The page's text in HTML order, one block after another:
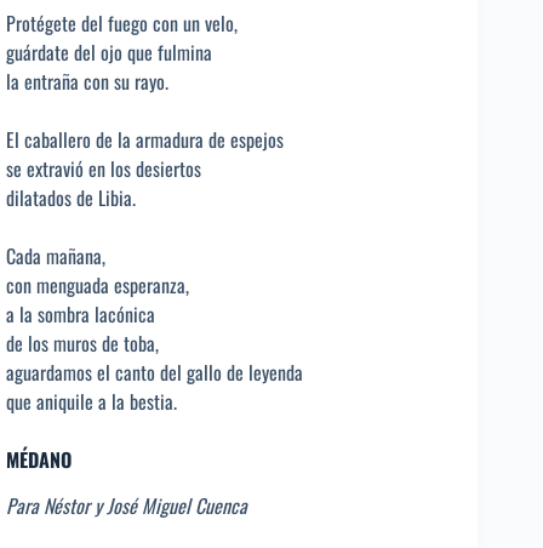
Protégete del fuego con un velo,
guárdate del ojo que fulmina
la entraña con su rayo.
El caballero de la armadura de espejos
se extravió en los desiertos
dilatados de Libia.
Cada mañana,
con menguada esperanza,
a la sombra lacónica
de los muros de toba,
aguardamos el canto del gallo de leyenda
que aniquile a la bestia.
MÉDANO
Para Néstor y José Miguel Cuenca